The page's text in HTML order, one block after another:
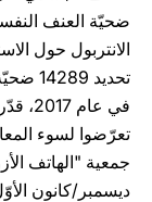
ضحيّة العنف
تحديد 14289 ضحيّة في 54 دولة أوروبية. بالنسبة إلى
تعرّضوا لسوء